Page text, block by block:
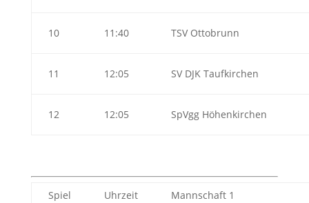
10 11:40 TSV Ottobrunn
11 12:05 SV DJK Taufkirchen
12 12:05 SpVgg Höhenkirchen
Spiel Uhrzeit
Mannschaft 1